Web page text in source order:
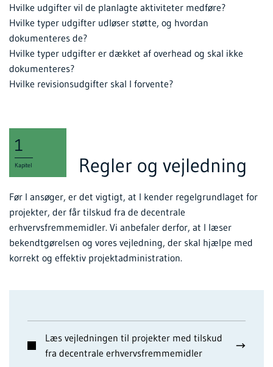
Hvilke udgifter vil de planlagte aktiviteter medføre?
Hvilke typer udgifter udløser støtte, og hvordan
dokumenteres de?
Hvilke typer udgifter er dækket af overhead og skal ikke
dokumenteres?
Hvilke revisionsudgifter skal I forvente?
Kapitel
1
Regler og vejledning
Før I ansøger, er det vigtigt, at I kender regelgrundlaget for
projekter, der får tilskud fra de decentrale
erhvervsfremmemidler. Vi anbefaler derfor, at I læser
bekendtgørelsen og vores vejledning, der skal hjælpe med
korrekt og effektiv projektadministration.
Læs vejledningen til projekter med tilskud
fra decentrale erhvervsfremmemidler